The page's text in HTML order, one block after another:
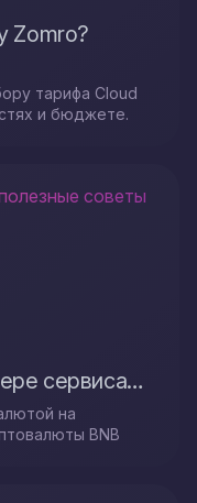
Zomro?
тарифа Cloud
и бюджете.
советы
сервиса
BNB на
BNB